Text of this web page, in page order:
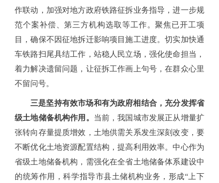
作联动，加强对地方政府铁路征拆业务指导，进一步规
范个案补偿、第三方机构选取等工作。聚焦已开工项
目，确保不因征地拆迁影响项目施工进度。切实加快通
车铁路扫尾具结工作，站稳人民立场，强化使命担当，
着力解决遗留问题，让征拆工作画上句号，在群众心里
不留问号。
三是坚持有效市场和有为政府相结合，充分发挥省
级土地储备机构作用。 当前，我国城市发展正从增量扩
张转向存量提质增效，土地供需关系发生深刻改变，要
不断优化土地资源配置结构，提高利用效率。中心作为
省级土地储备机构，需强化在全省土地储备体系建设中
的统筹作用，科学指导市县土储机构业务，形成“上下